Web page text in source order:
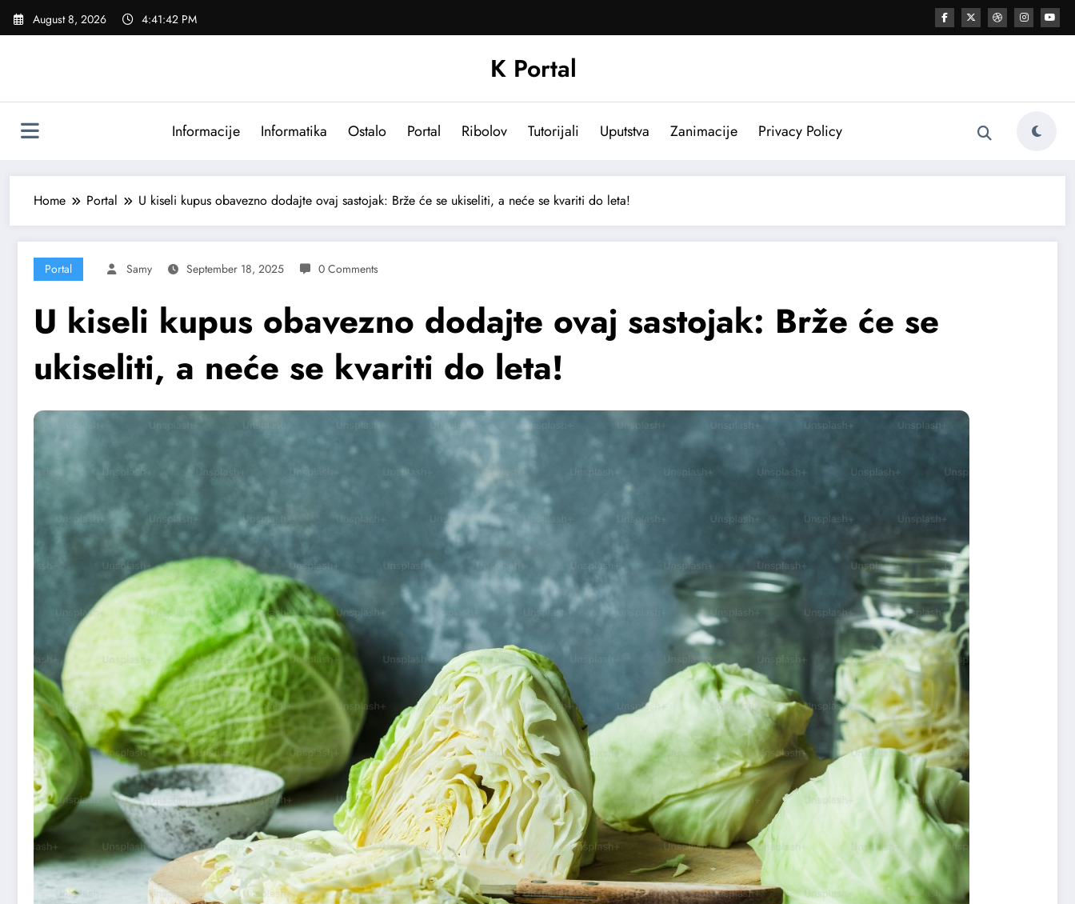
Skip
August 8, 2026 4:41:44 PM
K Portal
Informacije Informatika Ostalo Portal Ribolov Tutorijali Uputstva Zanimacije Privacy Policy
Home Portal U kiseli kupus obavezno dodajte ovaj sastojak: Brže će se ukiseliti, a neće se kvariti do leta!
Portal Samy September 18, 2025 0 Comments
U kiseli kupus obavezno dodajte ovaj sastojak: Brže će se
ukiseliti, a neće se kvariti do leta!